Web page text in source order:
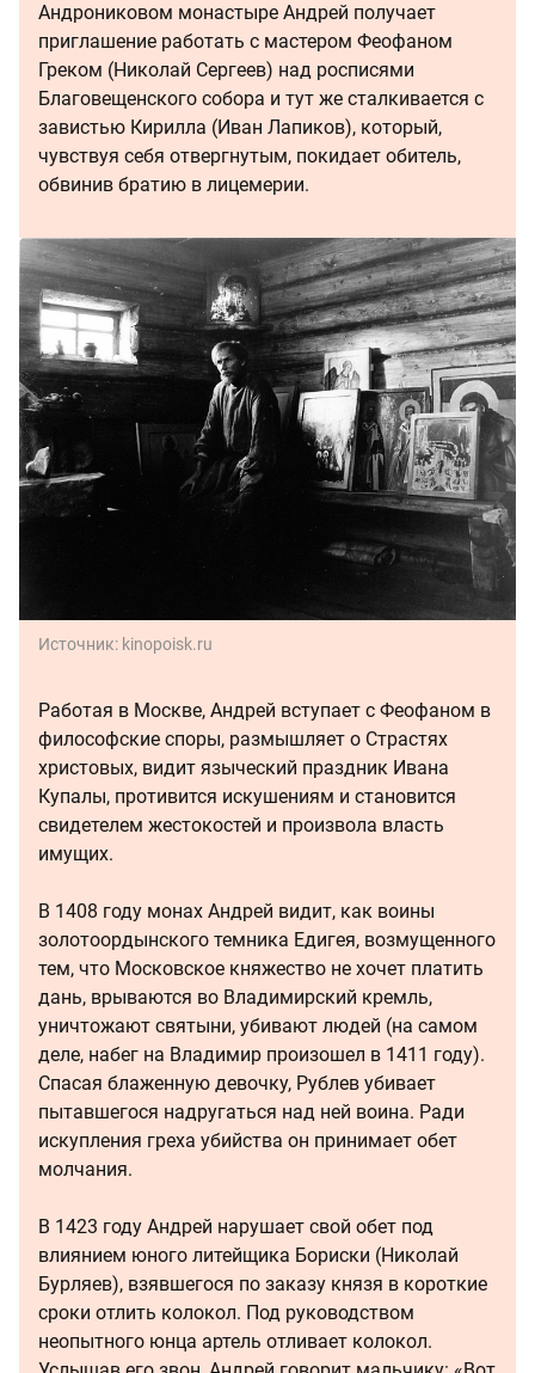
Андрониковом монастыре Андрей получает
приглашение работать с мастером Феофаном
Греком (Николай Сергеев) над росписями
Благовещенского собора и тут же сталкивается с
завистью Кирилла (Иван Лапиков), который,
чувствуя себя отвергнутым, покидает обитель,
обвинив братию в лицемерии.
Источник: kinopoisk.ru
Работая в Москве, Андрей вступает с Феофаном в
философские споры, размышляет о Страстях
христовых, видит языческий праздник Ивана
Купалы, противится искушениям и становится
свидетелем жестокостей и произвола власть
имущих.
В 1408 году монах Андрей видит, как воины
золотоордынского темника Едигея, возмущенного
тем, что Московское княжество не хочет платить
дань, врываются во Владимирский кремль,
уничтожают святыни, убивают людей (на самом
деле, набег на Владимир произошел в 1411 году).
Спасая блаженную девочку, Рублев убивает
пытавшегося надругаться над ней воина. Ради
искупления греха убийства он принимает обет
молчания.
В 1423 году Андрей нарушает свой обет под
влиянием юного литейщика Бориски (Николай
Бурляев), взявшегося по заказу князя в короткие
сроки отлить колокол. Под руководством
неопытного юнца артель отливает колокол.